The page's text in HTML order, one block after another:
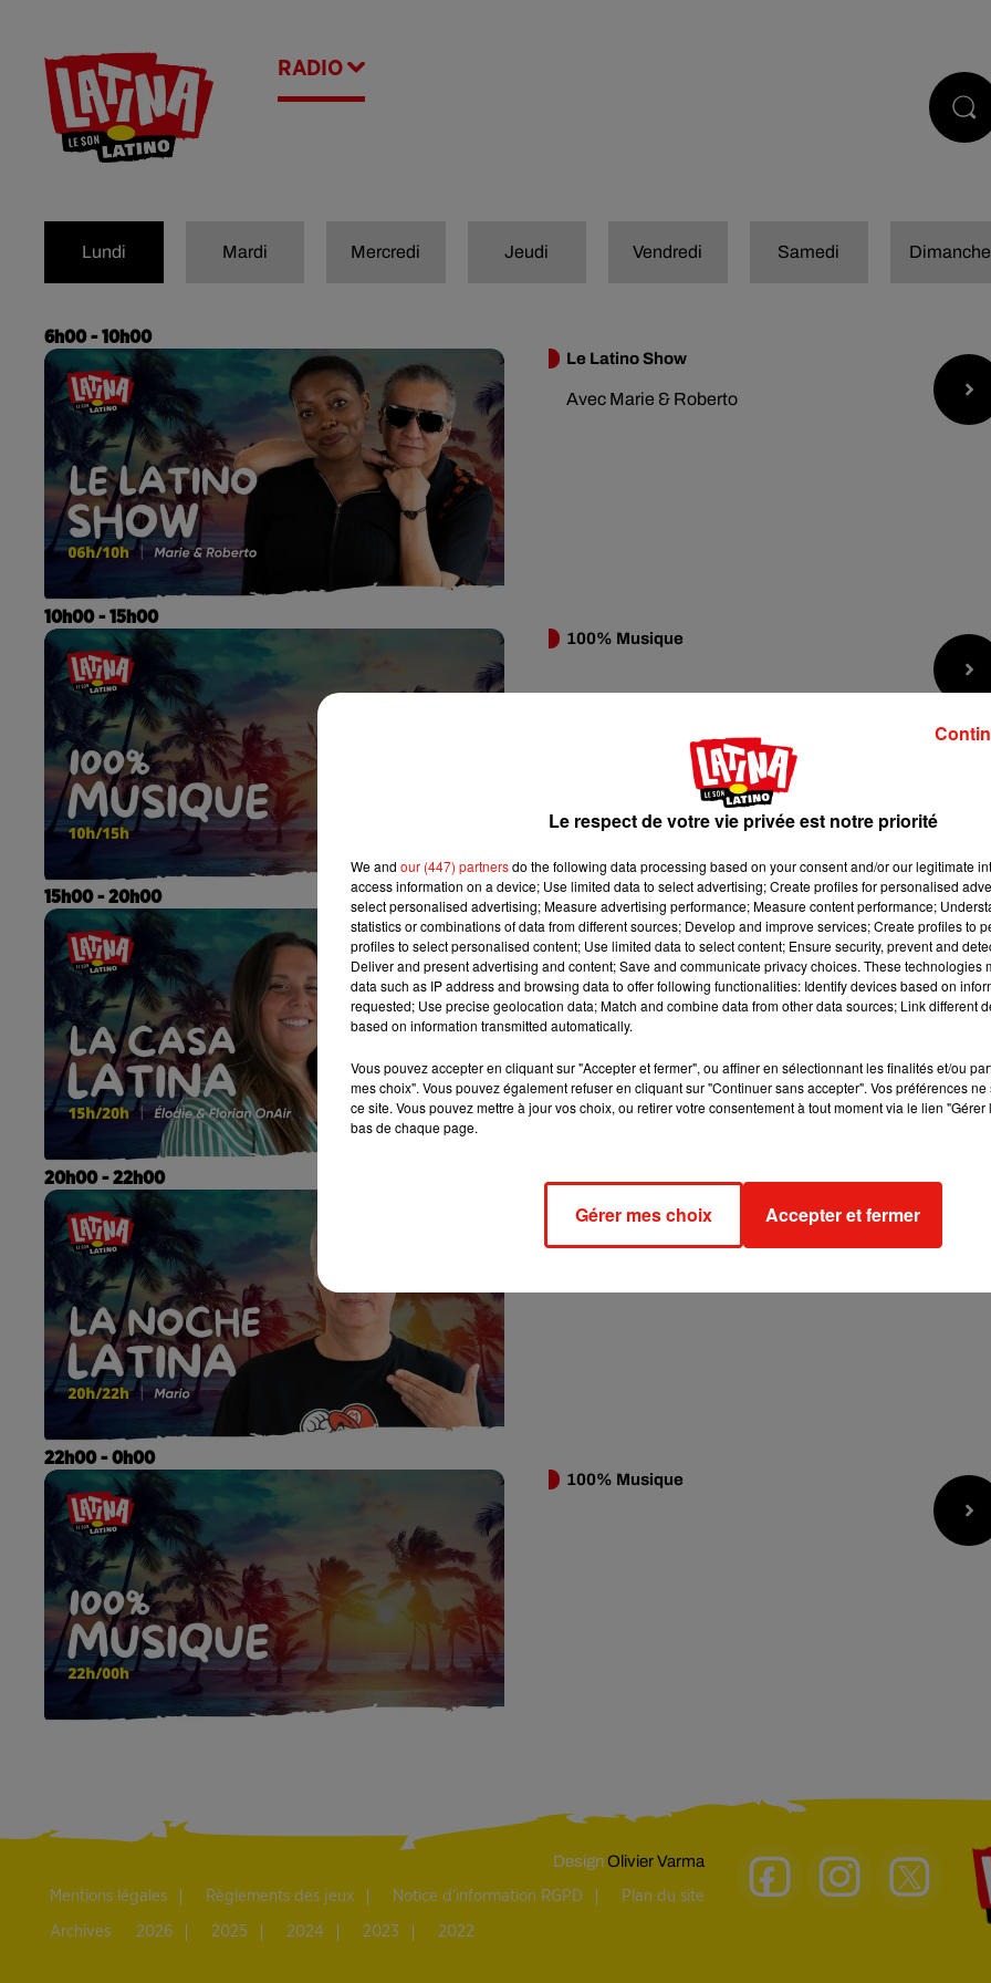
RADIO
Lundi Mardi Mercredi Jeudi Vendredi Samedi Dimanche
6h00 - 10h00
Le Latino Show
Avec Marie & Roberto
10h00 - 15h00
100% Musique
15h00 - 20h00
La Casa Latina
Avec Élodie & Florian OnAir
20h00 - 22h00
22h00 - 0h00
100% Musique
DesignOlivier Varma
Mentions légales Règlements des jeux Notice d’information RGPD Plan du site
Archives 2026 2025 2024 2023 2022
Le respect de votre vie privée est notre priorité
We and our (447) partnersdo the following data processing based on your consent and/or our legitimate
access information on a device; Use limited data to select advertising; Create profiles for personalised
select personalised advertising; Measure advertising performance; Measure content performance;
statistics or combinations of data from different sources; Develop and improve services; Create profiles to
profiles to select personalised content; Use limited data to select content; Ensure security, prevent and
Deliver and present advertising and content; Save and communicate privacy choices. These technologies
data such as IP address and browsing data to offer following functionalities: Identify devices based on
requested; Use precise geolocation data; Match and combine data from other data sources; Link different
based on information transmitted automatically.
Vous pouvez accepter en cliquant sur "Accepter et fermer", ou affiner en sélectionnant les finalités et/ou
mes choix". Vous pouvez également refuser en cliquant sur "Continuer sans accepter". Vos préférences
ce site. Vous pouvez mettre à jour vos choix, ou retirer votre consentement à tout moment via le lien
bas de chaque page.
Gérer mes choix Accepter et fermer